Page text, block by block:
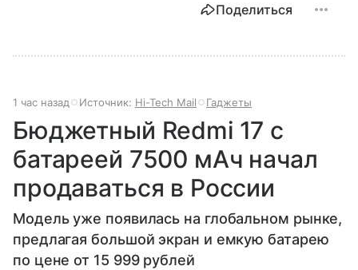
Поделиться
1 час назад Источник: Hi-Tech Mail Гаджеты
Бюджетный Redmi 17 с
батареей 7500 мАч начал
продаваться в России
Модель уже появилась на глобальном рынке,
предлагая большой экран и емкую батарею
по цене от 15 999 рублей